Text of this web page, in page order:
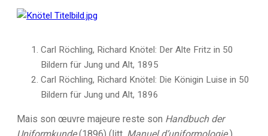
Carl Röchling, Richard Knötel: Der Alte Fritz in 50
Bildern für Jung und Alt, 1895
Carl Röchling, Richard Knötel: Die Königin Luise in 50
Bildern für Jung und Alt, 1896
Mais son œuvre majeure reste son Handbuch der